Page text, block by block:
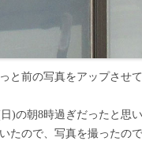
と前の写真をアップさせ
)の朝8時過ぎだったと思
たので、写真を撮ったので